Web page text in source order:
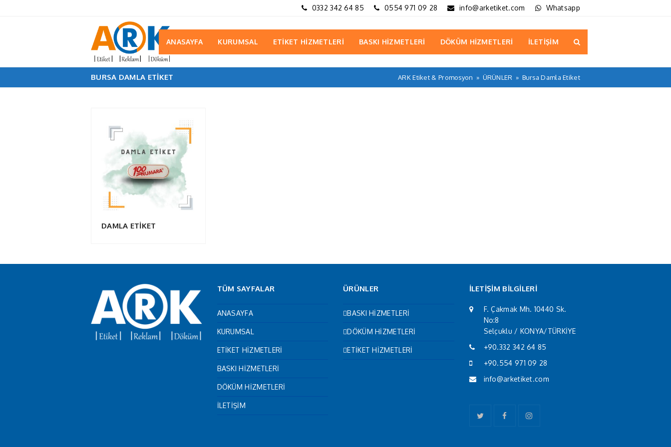
0332 342 64 85 0554 971 09 28 info@arketiket.com Whatsapp
ANASAYFA KURUMSAL ETİKET HİZMETLERİ BASKI HİZMETLERİ DÖKÜM HİZMETLERİ İLETİŞİM
BURSA DAMLA ETIKET ARK Etiket & Promosyon » ÜRÜNLER » Bursa Damla Etiket
DAMLA ETİKET
TÜM SAYFALAR
ANASAYFA
KURUMSAL
ETİKET HİZMETLERİ
BASKI HİZMETLERİ
DÖKÜM HİZMETLERİ
İLETİŞİM
ÜRÜNLER
BASKI HİZMETLERİ
DÖKÜM HİZMETLERİ
ETİKET HİZMETLERİ
İLETİŞİM BİLGİLERİ
F. Çakmak Mh. 10440 Sk.
No:8
Selçuklu / KONYA/TÜRKİYE
+90.332 342 64 85
+90.554 971 09 28
info@arketiket.com
TwitterFacebookInstagram